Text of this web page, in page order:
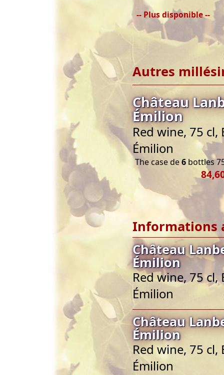
-- Plus disponible --
Autres
Château
Émilion
Red wine, 75
Émilion
The case de6 bottles
Informations
Château
Émilion
Red wine, 75
Émilion
Château
Émilion
Red wine, 75 cl,
Émilion